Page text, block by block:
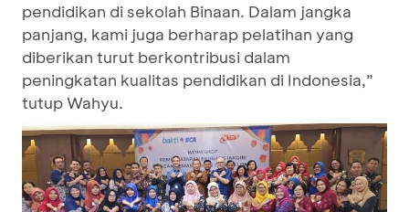
pendidikan di sekolah Binaan. Dalam jangka
panjang, kami juga berharap pelatihan yang
diberikan turut berkontribusi dalam
peningkatan kualitas pendidikan di Indonesia,”
tutup Wahyu.